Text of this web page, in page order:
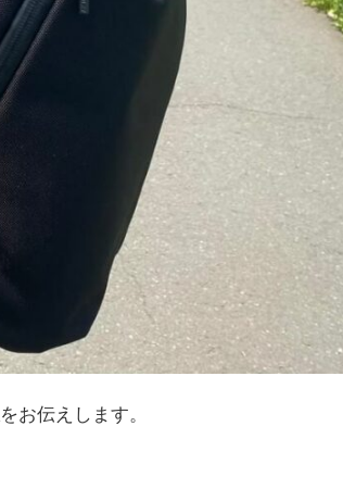
をお伝えします。